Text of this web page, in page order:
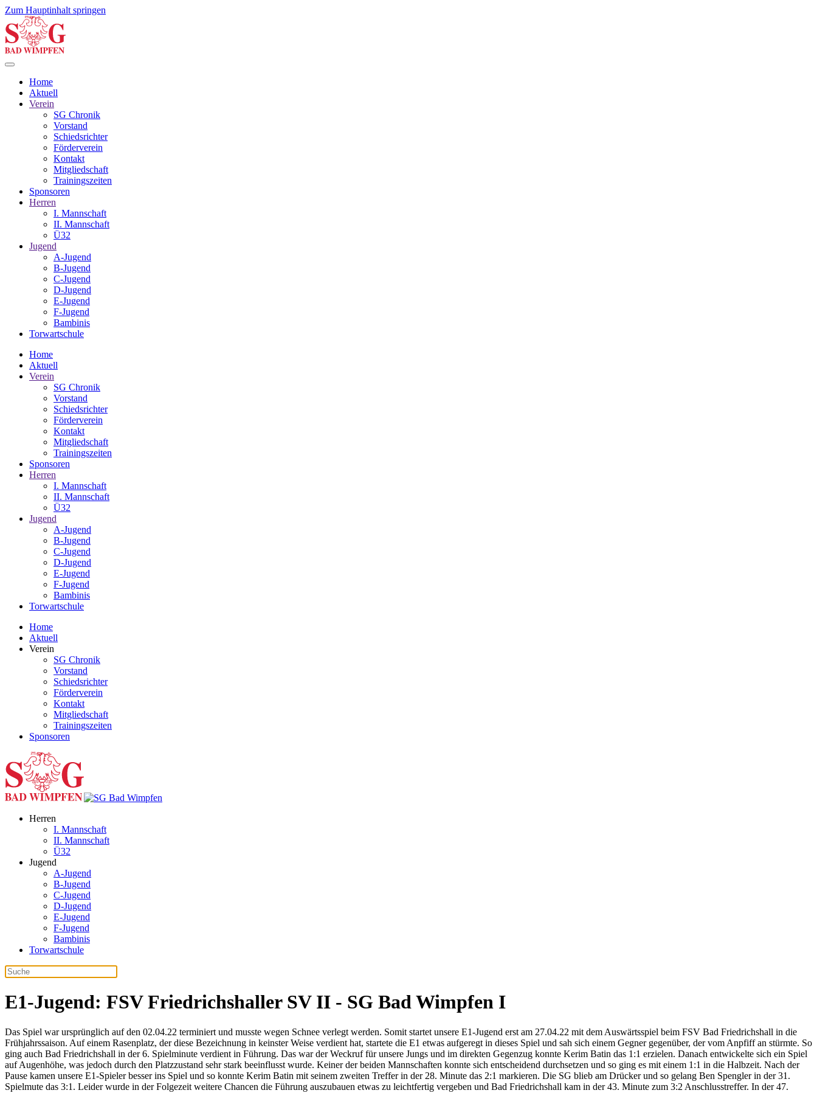
Zum Hauptinhalt springen
Home
Aktuell
Verein
SG Chronik
Vorstand
Schiedsrichter
Förderverein
Kontakt
Mitgliedschaft
Trainingszeiten
Sponsoren
Herren
I. Mannschaft
II. Mannschaft
Ü32
Jugend
A-Jugend
B-Jugend
C-Jugend
D-Jugend
E-Jugend
F-Jugend
Bambinis
Torwartschule
Home
Aktuell
Verein
SG Chronik
Vorstand
Schiedsrichter
Förderverein
Kontakt
Mitgliedschaft
Trainingszeiten
Sponsoren
Herren
I. Mannschaft
II. Mannschaft
Ü32
Jugend
A-Jugend
B-Jugend
C-Jugend
D-Jugend
E-Jugend
F-Jugend
Bambinis
Torwartschule
Home
Aktuell
Verein
SG Chronik
Vorstand
Schiedsrichter
Förderverein
Kontakt
Mitgliedschaft
Trainingszeiten
Sponsoren
Herren
I. Mannschaft
II. Mannschaft
Ü32
Jugend
A-Jugend
B-Jugend
C-Jugend
D-Jugend
E-Jugend
F-Jugend
Bambinis
Torwartschule
E1-Jugend: FSV Friedrichshaller SV II - SG Bad Wimpfen I
Das Spiel war ursprünglich auf den 02.04.22 terminiert und musste wegen Schnee verlegt werden. Somit startet unsere E1-Jugend erst am 27.04.22 mit dem Auswärtsspiel beim FSV Bad Friedrichshall in die
Frühjahrssaison. Auf einem Rasenplatz, der diese Bezeichnung in keinster Weise verdient hat, startete die E1 etwas aufgeregt in dieses Spiel und sah sich einem Gegner gegenüber, der vom Anpfiff an stürmte. So
ging auch Bad Friedrichshall in der 6. Spielminute verdient in Führung. Das war der Weckruf für unsere Jungs und im direkten Gegenzug konnte Kerim Batin das 1:1 erzielen. Danach entwickelte sich ein Spiel
auf Augenhöhe, was jedoch durch den Platzzustand sehr stark beeinflusst wurde. Keiner der beiden Mannschaften konnte sich entscheidend durchsetzen und so ging es mit einem 1:1 in die Halbzeit. Nach der
Pause kamen unsere E1-Spieler besser ins Spiel und so konnte Kerim Batin mit seinem zweiten Treffer in der 28. Minute das 2:1 markieren. Die SG blieb am Drücker und so gelang Ben Spengler in der 31.
Spielmute das 3:1. Leider wurde in der Folgezeit weitere Chancen die Führung auszubauen etwas zu leichtfertig vergeben und Bad Friedrichshall kam in der 43. Minute zum 3:2 Anschlusstreffer. In der 47.